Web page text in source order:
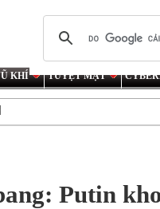
KHÍ TUYỆT MẬT
Putin